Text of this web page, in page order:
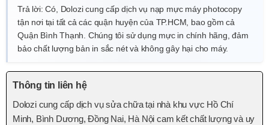
Trả lời: Có, Dolozi cung cấp dịch vụ nạp mực máy photocopy
tận nơi tại tất cả các quận huyện của TP.HCM, bao gồm cả
Quận Bình Thạnh. Chúng tôi sử dụng mực in chính hãng, đảm
bảo chất lượng bản in sắc nét và không gây hại cho máy.
Thông tin liên hệ
Dolozi cung cấp dịch vụ sửa chữa tại nhà khu vực Hồ Chí
Minh, Bình Dương, Đồng Nai, Hà Nội cam kết chất lượng và uy